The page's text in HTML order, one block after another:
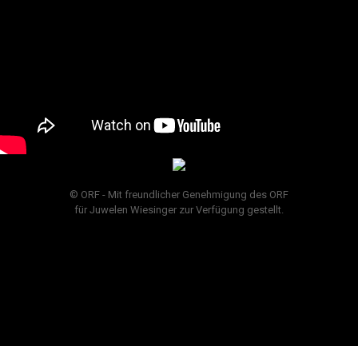
© ORF - Mit freundlicher Genehmigung des ORF
für Juwelen Wiesinger zur Verfügung gestellt.